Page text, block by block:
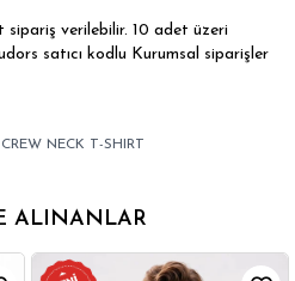
sipariş verilebilir. 10 adet üzeri
satıcı kodlu Kurumsal siparişler
NECK T-SHIRT
ALINANLAR